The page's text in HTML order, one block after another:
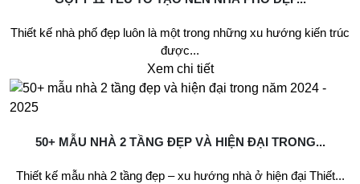
Thiết kế nhà phố đẹp luôn là một trong những xu hướng kiến trúc
được...
Xem chi tiết
50+ MẪU NHÀ 2 TẦNG ĐẸP VÀ HIỆN ĐẠI TRONG...
Thiết kế mẫu nhà 2 tầng đẹp – xu hướng nhà ở hiện đại Thiết...